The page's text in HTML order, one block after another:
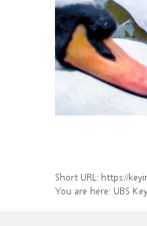
Short URL: https://
You are here: UBS